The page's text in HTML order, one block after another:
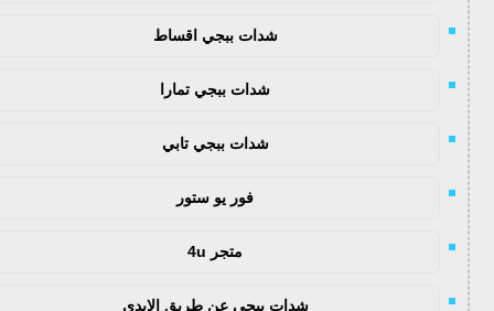
شدات ببجي اقساط
شدات ببجي تمارا
شدات ببجي تابي
فور يو ستور
متجر 4u
شدات ببجي عن طريق الايدي